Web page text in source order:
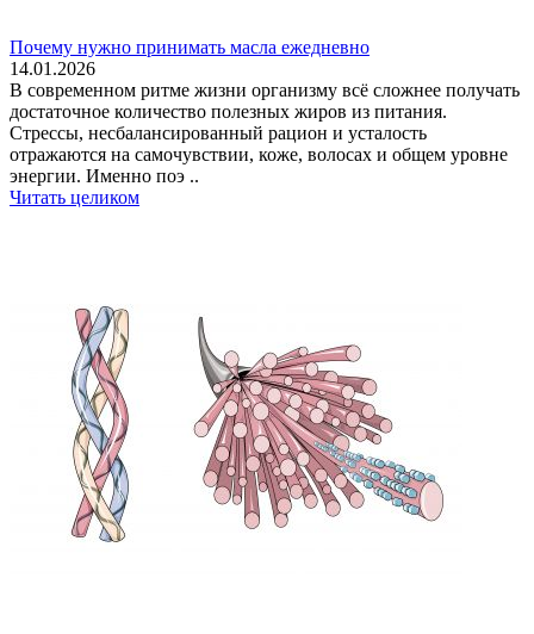
Почему нужно принимать масла ежедневно
14.01.2026
В современном ритме жизни организму всё сложнее получать
достаточное количество полезных жиров из питания.
Стрессы, несбалансированный рацион и усталость
отражаются на самочувствии, коже, волосах и общем уровне
энергии. Именно поэ ..
Читать целиком